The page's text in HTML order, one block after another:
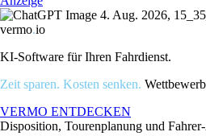
vermo.io
KI-Software für Ihren Fahrdienst.
Zeit sparen. Kosten senken.
VERMO ENTDECKEN
Disposition, Tourenplanung und